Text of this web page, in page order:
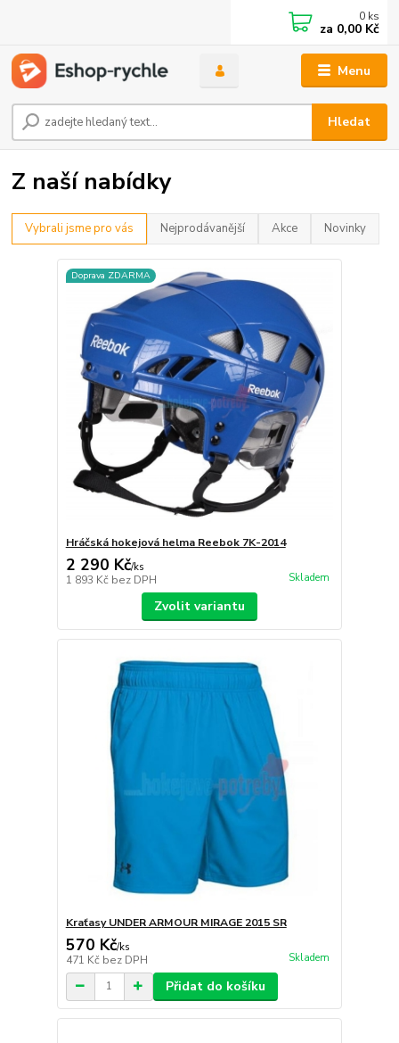
Menu
Hledat
0 ks
za 0,00 Kč
Z naší nabídky
Vybrali jsme pro vás Nejprodávanější Akce Novinky
Doprava ZDARMA
Hráčská hokejová helma Reebok 7K-2014
2 290 Kč/ks
1 893 Kč bez DPH Skladem
Zvolit variantu
Kraťasy UNDER ARMOUR MIRAGE 2015 SR
570 Kč/ks
471 Kč bez DPH Skladem
Přidat do košíku